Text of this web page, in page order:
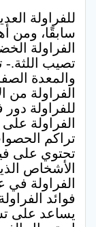
للفراولة
سابقًا، ومن
الفراولة
تصيب اللثة.-
والمعدة
الفراولة
للفراولة
الفراولة
تراكم
تحتوي على
الأشخاص
الفراولة في
فوائد
يساعد على